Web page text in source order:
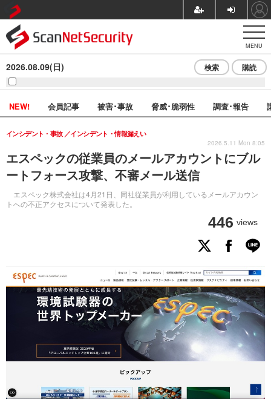
MENU
2026.08.09(日) 検索 購読
NEW! 会員記事 被害･事故 脅威･脆弱性 調査･報告
エスペックの従業員のメールアカウントにブル
ートフォース攻撃、不審メール送信
エスペック株式会社は4月21日、同社従業員が利用しているメールアカウン
トへの不正アクセスについて発表した。
インシデント・事故 インシデント・情報漏えい
446 views
2026.5.11 Mon 8:05